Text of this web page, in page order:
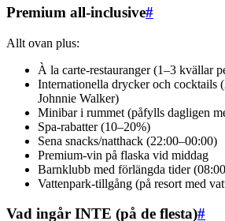
Premium all-inclusive#
Allt ovan plus:
À la carte-restauranger (1–3 kvällar
Internationella drycker och cocktails
Johnnie Walker)
Minibar i rummet (påfylls dagligen
Spa-rabatter (10–20%)
Sena snacks/natthack (22:00–00:00)
Premium-vin på flaska vid middag
Barnklubb med förlängda tider
Vattenpark-tillgång (på resort med
Vad ingår INTE (på de flesta)#